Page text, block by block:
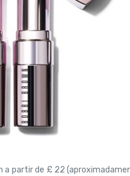
a partir de £ 22